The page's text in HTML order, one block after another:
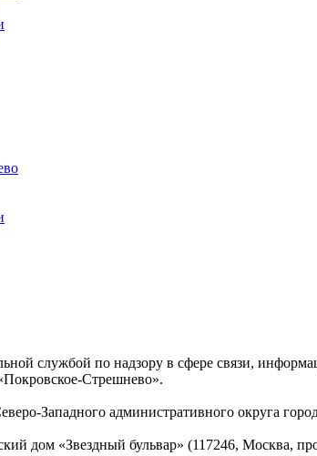
службой по надзору в сфере связи,
Стрешнево».
Западного административного округа
дом «Звездный бульвар» (117246, Москва,